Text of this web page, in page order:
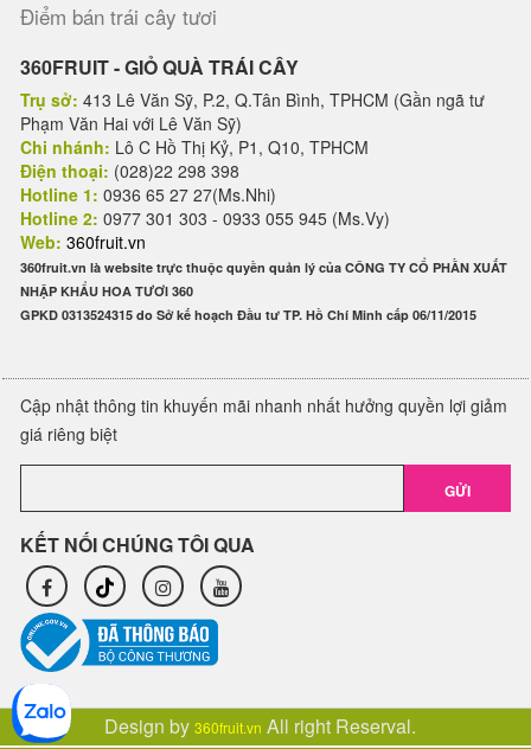
Điểm bán trái cây tươi
360FRUIT - GIỎ QUÀ TRÁI CÂY
Trụ sở: 413 Lê Văn Sỹ, P.2, Q.Tân Bình, TPHCM (Gần ngã tư
Phạm Văn Hai với Lê Văn Sỹ)
Chi nhánh: Lô C Hồ Thị Kỷ, P1, Q10, TPHCM
Điện thoại: (028)22 298 398
Hotline 1: 0936 65 27 27(Ms.Nhi)
Hotline 2: 0977 301 303 - 0933 055 945 (Ms.Vy)
Web: 360fruit.vn
360fruit.vn là website trực thuộc quyền quản lý của CÔNG TY CỔ PHẦN XUẤT
NHẬP KHẨU HOA TƯƠI 360
GPKD 0313524315 do Sở kế hoạch Đầu tư TP. Hồ Chí Minh cấp 06/11/2015
Cập nhật thông tin khuyến mãi nhanh nhất hưởng quyền lợi giảm
giá riêng biệt
GỬI
KẾT NỐI CHÚNG TÔI QUA
Design by 360fruit.vn All right Reserval.